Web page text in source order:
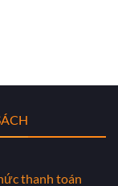
thanh toán